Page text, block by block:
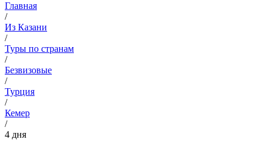
Главная
/
Из Казани
/
Туры по странам
/
Безвизовые
/
Турция
/
Кемер
/
4 дня